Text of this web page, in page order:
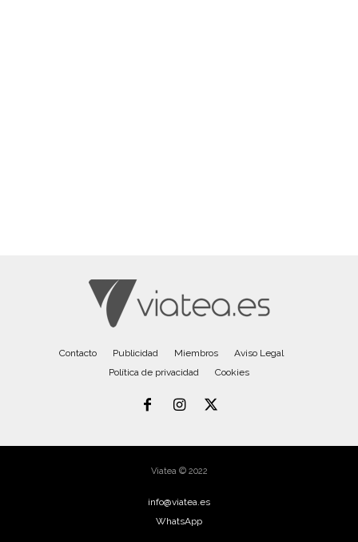
Contacto Publicidad Miembros
Aviso Legal
Política de privacidad
Cookies
Viatea © 2022
info@viatea.es
WhatsApp